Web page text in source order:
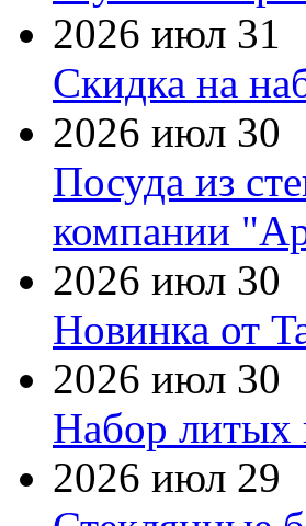
2026 июл 31
Скидка на
2026 июл 30
Посуда из
компании
2026 июл 30
Новинка от
2026 июл 30
Набор литых
2026 июл 29